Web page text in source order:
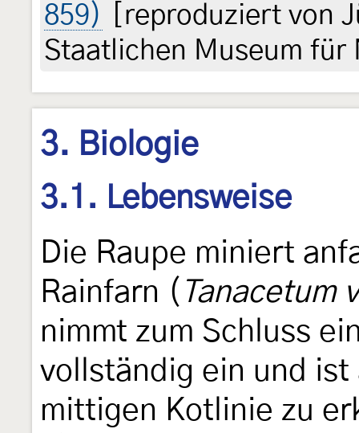
859)
[reproduziert von
Staatlichen Museum
3. Biologie
3.1. Lebensweise
Die Raupe miniert
Rainfarn ( Tanacetum
nimmt zum Schluss
vollständig ein und ist
mittigen Kotlinie zu